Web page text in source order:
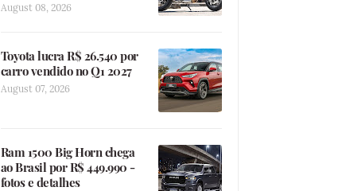
August 08, 2026
Toyota lucra R$ 26.540 por
carro vendido no Q1 2027
August 07, 2026
Ram 1500 Big Horn chega
ao Brasil por R$ 449.990 -
fotos e detalhes